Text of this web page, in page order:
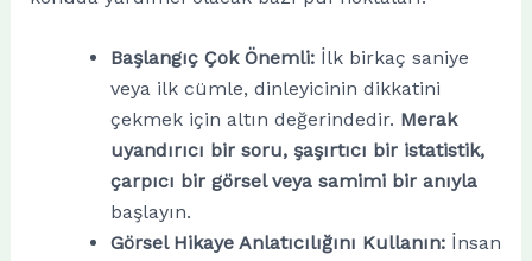
Başlangıç Çok Önemli:İlk birkaç saniye
veya ilk cümle, dinleyicinin dikkatini
çekmek için altın değerindedir. Merak
uyandırıcı bir soru, şaşırtıcı bir istatistik,
çarpıcı bir görsel veya samimi bir anıyla
başlayın.
Görsel Hikaye Anlatıcılığını Kullanın:İnsan